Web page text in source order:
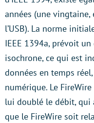
années (une
l’USB). La norme
IEEE 1394a, prévoit
isochrone, ce qui est
données en temps
numérique. Le
lui doublé le débit, qui
que le FireWire soit